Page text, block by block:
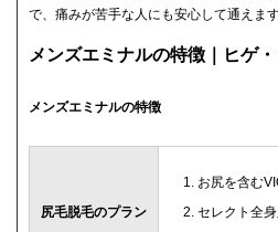
で、痛みが苦手な人にも安心して通えます
メンズエミナルの特徴｜ヒゲ
メンズエミナルの特徴
尻毛脱毛のプラン
お尻を含む
セレクト全